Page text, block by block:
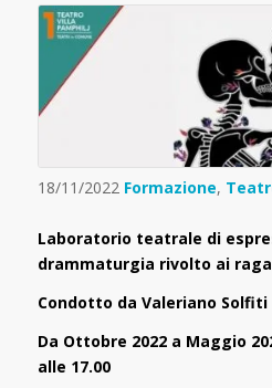
18/11/2022 Formazione,
Laboratorio teatrale di
drammaturgia rivolto ai
Condotto da Valeriano Solfiti
Da Ottobre 2022 a Maggio
alle 17.00